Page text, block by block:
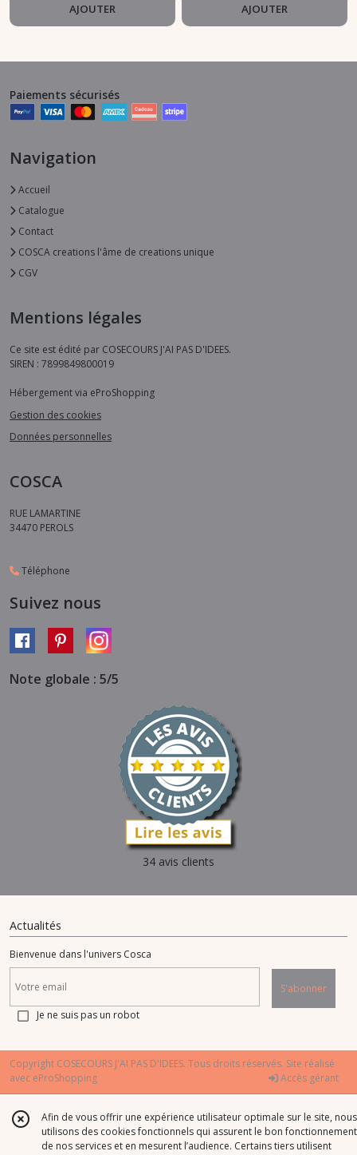
AJOUTER AJOUTER
Paiements sécurisés
Navigation
Accueil
Catalogue
Contact
COSCA creations l'âme de creations unique
CGV
Mentions légales
Ce site est édité par COSECOURS J'AI PAS D'IDEES.
SIREN : 7899849800019
Hébergement via eProShopping
Gestion des cookies
Données personnelles
COSCA
RUE LAMARTINE
34470 PEROLS
Téléphone
Suivez nous
Note globale : 5/5
34 avis clients
Actualités
Bienvenue dans l'univers Cosca
S'abonner
Je ne suis pas un robot
Copyright COSECOURS J'AI PAS D'IDEES. Tous droits réservés. Site réalisé
avec eProShopping Accès gérant
Afin de vous offrir une expérience utilisateur optimale sur le site, nous
utilisons des cookies fonctionnels qui assurent le bon fonctionnement
de nos services et en mesurent l’audience. Certains tiers utilisent